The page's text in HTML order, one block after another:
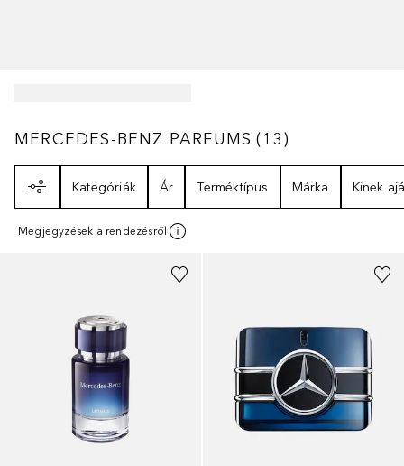
MERCEDES-BENZ PARFUMS 13
MERCEDES-BENZ PARFUMS (13)
Kategóriák
Ár Terméktípus Márka Kinek
Megjegyzések a rendezésről